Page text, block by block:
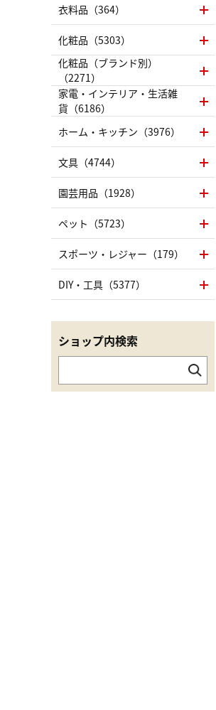
衣料品（364）
化粧品（5303）
化粧品（ブランド別）
（2271）
家電・インテリア・生活雑
貨（6186）
ホーム・キッチン（3976）
文具（4744）
園芸用品（1928）
ペット（5723）
スポーツ・レジャー（179）
DIY・工具（5377）
ショップ内検索